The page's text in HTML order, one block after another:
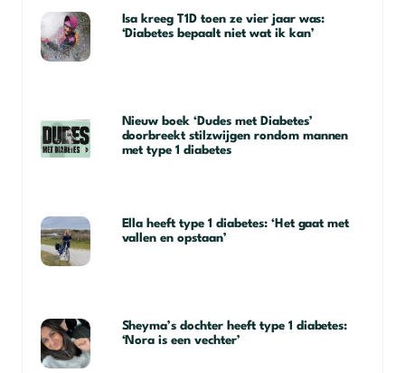
Isa kreeg T1D toen ze vier jaar was:
‘Diabetes bepaalt niet wat ik kan’
Nieuw boek ‘Dudes met Diabetes’
doorbreekt stilzwijgen rondom mannen
met type 1 diabetes
Ella heeft type 1 diabetes: ‘Het gaat met
vallen en opstaan’
Sheyma’s dochter heeft type 1 diabetes:
‘Nora is een vechter’